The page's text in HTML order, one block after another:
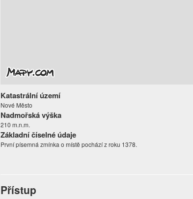
Katastrální území
Nové Město
Nadmořská výška
210 m.n.m.
Základní číselné údaje
První písemná zmínka o místě pochází z roku 1378.
Přístup